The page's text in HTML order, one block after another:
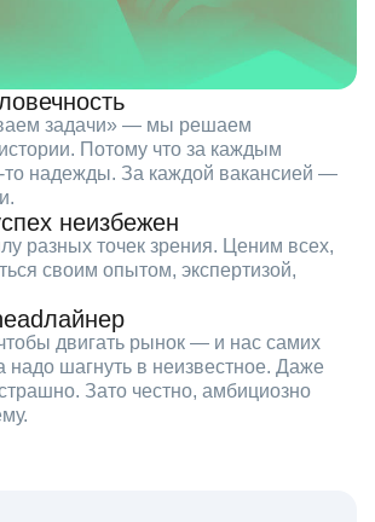
задачи» — мы решаем
Потому что за каждым
надежды. За каждой вакансией —
неизбежен
разных точек зрения. Ценим всех,
своим опытом, экспертизой,
двигать рынок — и нас самих
надо шагнуть в неизвестное. Даже
Зато честно, амбициозно